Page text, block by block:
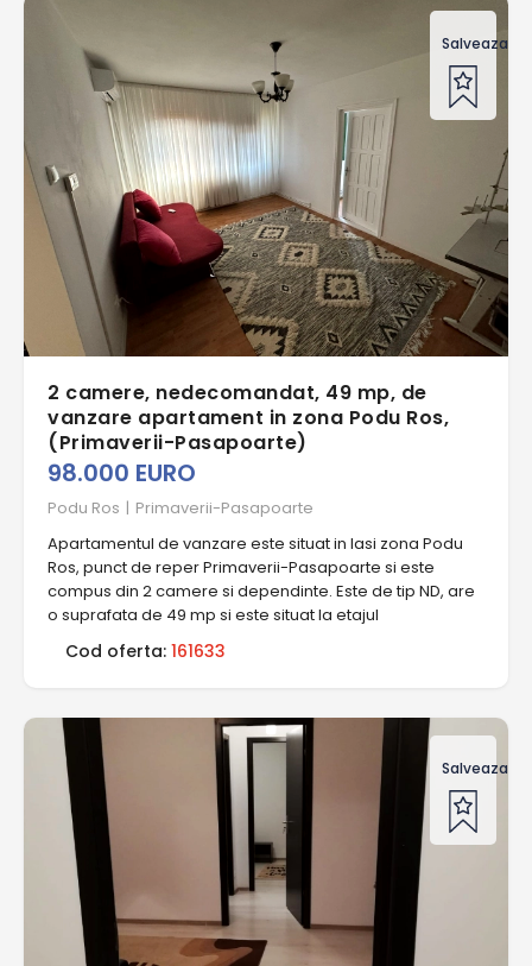
2 camere, nedecomandat, 49 mp, de
vanzare apartament in zona Podu Ros,
(Primaverii-Pasapoarte)
98.000 EURO
Podu Ros | Primaverii-Pasapoarte
Apartamentul de vanzare este situat in Iasi zona Podu
Ros, punct de reper Primaverii-Pasapoarte si este
compus din 2 camere si dependinte. Este de tip ND, are
o suprafata de 49 mp si este situat la etajul
Cod oferta: 161633
Salveaza
Salveaza